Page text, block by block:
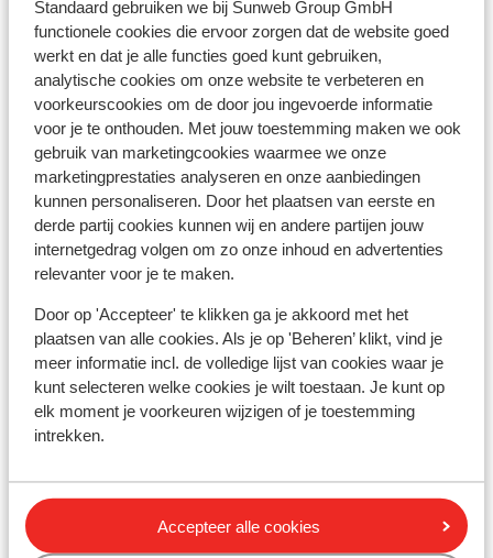
Standaard gebruiken we bij Sunweb Group GmbH
functionele cookies die ervoor zorgen dat de website goed
werkt en dat je alle functies goed kunt gebruiken,
analytische cookies om onze website te verbeteren en
voorkeurscookies om de door jou ingevoerde informatie
voor je te onthouden. Met jouw toestemming maken we ook
gebruik van marketingcookies waarmee we onze
marketingprestaties analyseren en onze aanbiedingen
kunnen personaliseren. Door het plaatsen van eerste en
derde partij cookies kunnen wij en andere partijen jouw
internetgedrag volgen om zo onze inhoud en advertenties
relevanter voor je te maken.
Door op 'Accepteer' te klikken ga je akkoord met het
plaatsen van alle cookies. Als je op 'Beheren’ klikt, vind je
meer informatie incl. de volledige lijst van cookies waar je
kunt selecteren welke cookies je wilt toestaan. Je kunt op
elk moment je voorkeuren wijzigen of je toestemming
intrekken.
Accepteer alle cookies
Skimateriaal
Andere accommodaties in Alpe d'Huez
Grand Domaine Ski
Résidence Daria-I Nor
Hotel Au Chamois d'Or
Hotel Daria-I Nor
Hotel Le Castillan
Village Club du Soleil Oz en Oisans
Residence le Claret I & II